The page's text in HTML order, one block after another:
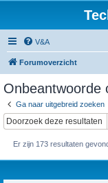
V&A
Forumoverzicht
Onbeantwoorde
Ga naar uitgebreid zoeken
Er zijn 173 resultaten